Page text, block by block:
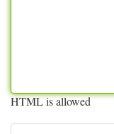
HTML is allowed